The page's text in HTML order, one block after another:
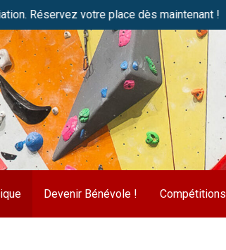
votre place dès maintenant !
Devenir Bénévole ! Compétitions